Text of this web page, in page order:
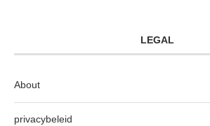
LEGAL
About
privacybeleid